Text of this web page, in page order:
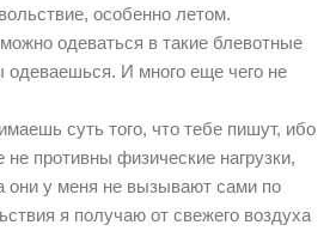
особенно летом.
одеваться в такие блевотные
одеваешься. И много еще чего не
суть того, что тебе пишут, ибо
противны физические нагрузки,
они у меня не вызывают сами по
я получаю от свежего воздуха